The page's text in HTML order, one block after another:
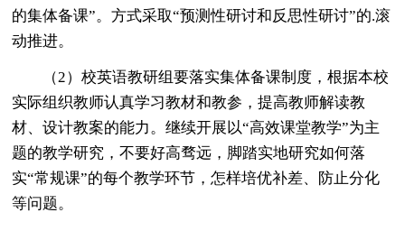
的集体备课”。方式采取“预测性研讨和反思性研讨”的.滚
动推进。
（2）校英语教研组要落实集体备课制度，根据本校
实际组织教师认真学习教材和教参，提高教师解读教
材、设计教案的能力。继续开展以“高效课堂教学”为主
题的教学研究，不要好高骛远，脚踏实地研究如何落
实“常规课”的每个教学环节，怎样培优补差、防止分化
等问题。